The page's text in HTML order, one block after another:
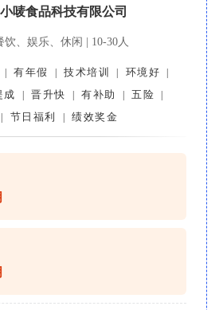
唛食品科技有限公司
饮、娱乐、休闲 | 10-30人
有年假 技术培训 环境好
成 晋升快 有补助 五险
节日福利 绩效奖金